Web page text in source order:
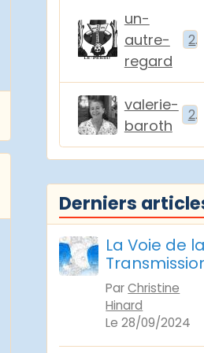
un-
autre-
regard
2
valerie-
baroth
2
Derniers
La Voie de la
ParChristine
Hinard
Le 28/09/2024